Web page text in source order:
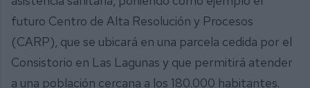
futuro Centro de Alta Resolución y Procesos
(CARP), que se ubicará en una parcela cedida por el
Consistorio en Las Lagunas y que permitirá atender
a una población cercana a los 180.000 habitantes.